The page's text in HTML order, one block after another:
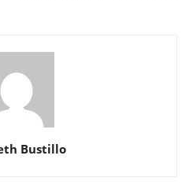
Bustillo